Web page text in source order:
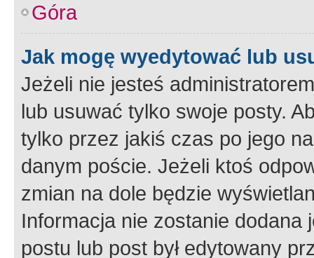
Góra
Jak mogę wyedytować lub
Jeżeli nie jesteś
lub usuwać tylko swoje posty.
tylko przez jakiś czas po jego
danym poście. Jeżeli ktoś
zmian na dole będzie
Informacja nie zostanie dodana
postu lub post był edytowany